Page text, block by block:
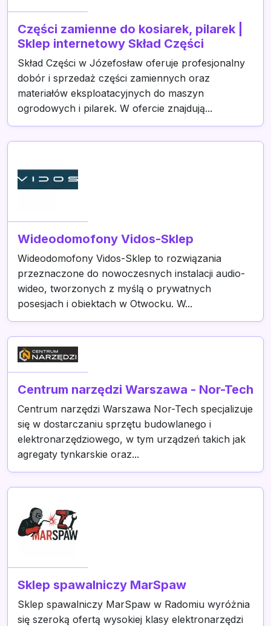
Części zamienne do kosiarek, pilarek |
Sklep internetowy Skład Części
Skład Części w Józefosław oferuje profesjonalny
dobór i sprzedaż części zamiennych oraz
materiałów eksploatacyjnych do maszyn
ogrodowych i pilarek. W ofercie znajdują...
Wideodomofony Vidos-Sklep
Wideodomofony Vidos-Sklep to rozwiązania
przeznaczone do nowoczesnych instalacji audio-
wideo, tworzonych z myślą o prywatnych
posesjach i obiektach w Otwocku. W...
Centrum narzędzi Warszawa - Nor-Tech
Centrum narzędzi Warszawa Nor-Tech specjalizuje
się w dostarczaniu sprzętu budowlanego i
elektronarzędziowego, w tym urządzeń takich jak
agregaty tynkarskie oraz...
Sklep spawalniczy MarSpaw
Sklep spawalniczy MarSpaw w Radomiu wyróżnia
się szeroką ofertą wysokiej klasy elektronarzędzi